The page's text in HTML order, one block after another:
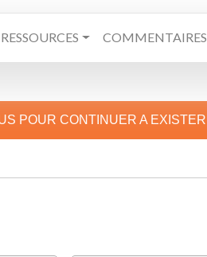
RESSOURCES COMMENTAIRES
POUR CONTINUER A EXISTER